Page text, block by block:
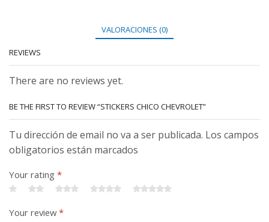
VALORACIONES (0)
REVIEWS
There are no reviews yet.
BE THE FIRST TO REVIEW “STICKERS CHICO CHEVROLET”
Tu dirección de email no va a ser publicada. Los campos
obligatorios están marcados
Your rating *
Your review*